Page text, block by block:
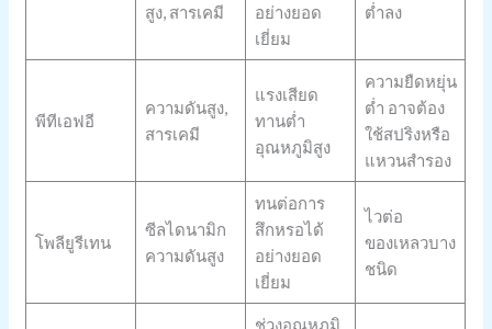
สูง, สารเคมี
อย่างยอด
เยี่ยม
ต่ำลง
พีทีเอฟอี
ความดันสูง,
สารเคมี
แรงเสียด
ทานต่ำ
อุณหภูมิสูง
ความยืดหยุ่น
ต่ำ อาจต้อง
ใช้สปริงหรือ
แหวนสำรอง
โพลียูรีเทน
ซีลไดนามิก
ความดันสูง
ทนต่อการ
สึกหรอได้
อย่างยอด
เยี่ยม
ไวต่อ
ของเหลวบาง
ชนิด
ช่วงอุณหภูมิ